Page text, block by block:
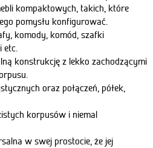
kompaktowych, takich, które
pomysłu konfigurować.
komody, komód, szafki
etc.
konstrukcję z lekko zachodzącymi
oraz połączeń, półek,
korpusów i niemal
w swej prostocie, że jej